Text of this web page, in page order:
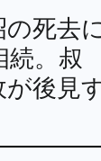
の死去
続。叔
が後見